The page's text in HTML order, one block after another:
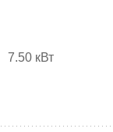
7.50 кВт